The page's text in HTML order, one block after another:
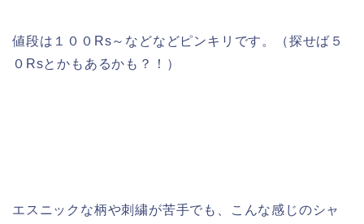
値段は１００Rs～などなどピンキリです。（探せば５
０Rsとかもあるかも？！）
エスニックな柄や刺繍が苦手でも、こんな感じのシャ